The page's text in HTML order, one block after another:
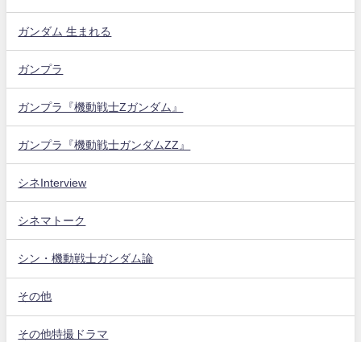
ガンダム 生まれる
ガンプラ
ガンプラ『機動戦士Zガンダム』
ガンプラ『機動戦士ガンダムZZ』
シネInterview
シネマトーク
シン・機動戦士ガンダム論
その他
その他特撮ドラマ